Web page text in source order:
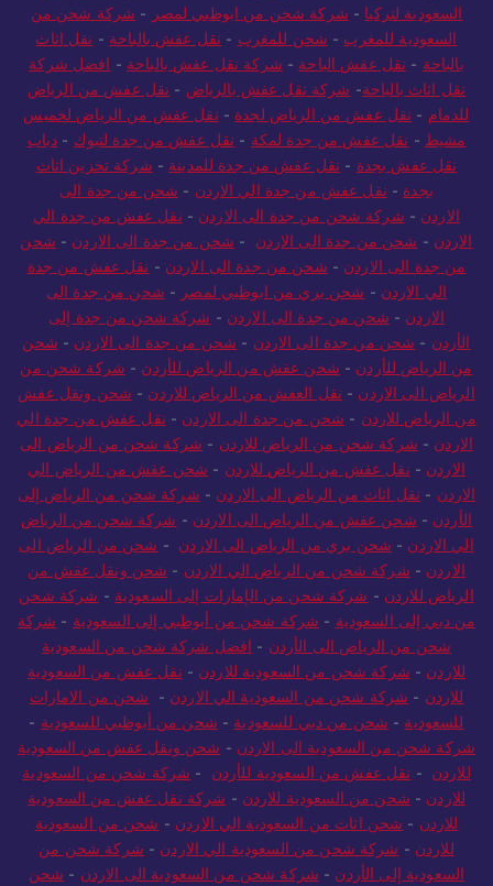
السعودية لتركيا - شركة شحن من ابوظبي لمصر - شركة شحن من
السعودية للمغرب - شحن للمغرب - نقل عفش بالباحة - نقل اثاث
بالباحة - نقل عفش الباحة - شركة نقل عفش بالباحة - افضل شركة
نقل اثاث بالباحة- شركة نقل عفش بالرياض - نقل عفش من الرياض
للدمام - نقل عفش من الرياض لجدة - نقل عفش من الرياض لخميس
مشيط - نقل عفش من جدة لمكة - نقل عفش من جدة لتبوك - دباب
نقل عفش بجدة - نقل عفش من جدة للمدينة - شركة تخزين اثاث
بجدة - نقل عفش من جدة الي الاردن - شحن من جدة الى
الاردن - شركة شحن من جدة الى الاردن - نقل عفش من جدة الي
الاردن - شحن من جدة الى الاردن - شحن من جدة الى الاردن - شحن
من جدة الى الاردن - شحن من جدة الى الاردن - نقل عفش من جدة
الي الاردن - شحن بري من ابوظبي لمصر - شحن من جدة الى
الاردن - شحن من جدة الى الاردن - شركة شحن من جدة إلى
الأردن - شحن من جدة الى الاردن - شحن من جدة الى الاردن - شحن
من الرياض للأردن - شحن عفش من الرياض للأردن - شركة شحن من
الرياض الى الاردن - نقل العفش من الرياض للاردن - شحن ونقل عفش
من الرياض للاردن - شحن من جدة الى الاردن - نقل عفش من جدة الي
الاردن - شركة شحن من الرياض للاردن - شركة شحن من الرياض الى
الاردن - نقل عفش من الرياض للاردن - شحن عفش من الرياض الي
الاردن - نقل اثاث من الرياض الى الاردن - شركة شحن من الرياض إلى
الأردن - شحن عفش من الرياض الى الاردن - شركة شحن من الرياض
الي الاردن - شحن بري من الرياض الى الاردن - شحن من الرياض الى
الاردن - شركة شحن من الرياض الي الاردن - شحن ونقل عفش من
الرياض للاردن - شركة شحن من الإمارات إلى السعودية - شركة شحن
من دبي إلى السعودية - شركة شحن من أبوظبي إلى السعودية - شركة
شحن من الرياض الى الأردن - افضل شركة شحن من السعودية
للاردن - شركة شحن من السعودية للاردن - نقل عفش من السعودية
للاردن - شركة شحن من السعودية الي الاردن - شحن من الامارات
للسعودية - شحن من دبي للسعودية - شحن من أبوظبي للسعودية -
شركة شحن من السعودية الى الاردن - شحن ونقل عفش من السعودية
للاردن - نقل عفش من السعودية للأردن - شركة شحن من السعودية
للاردن - شحن من السعودية للاردن - شركة نقل عفش من السعودية
للاردن - شحن اثاث من السعودية الي الاردن - شحن من السعودية
للاردن - شركة شحن من السعودية الي الاردن - شركة شحن من
السعودية إلى الأردن - شركة شحن من السعودية الى الاردن - شحن